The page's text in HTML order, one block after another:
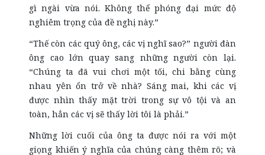
gì ngài vừa nói. Không thể phóng đại mức độ
nghiêm trọng của đề nghị này.”
“Thế còn các quý ông, các vị nghĩ sao?” người đàn
ông cao lớn quay sang những người còn lại.
“Chúng ta đã vui chơi một tối, chi bằng cùng
nhau yên ổn trở về nhà? Sáng mai, khi các vị
được nhìn thấy mặt trời trong sự vô tội và an
toàn, hẳn các vị sẽ thấy lời tôi là phải.”
Những lời cuối của ông ta được nói ra với một
giọng khiến ý nghĩa của chúng càng thêm rõ; và